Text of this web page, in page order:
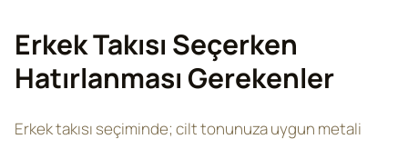
Erkek Takısı Seçerken
Hatırlanması Gerekenler
Erkek takısı seçiminde; cilt tonunuza uygun metali